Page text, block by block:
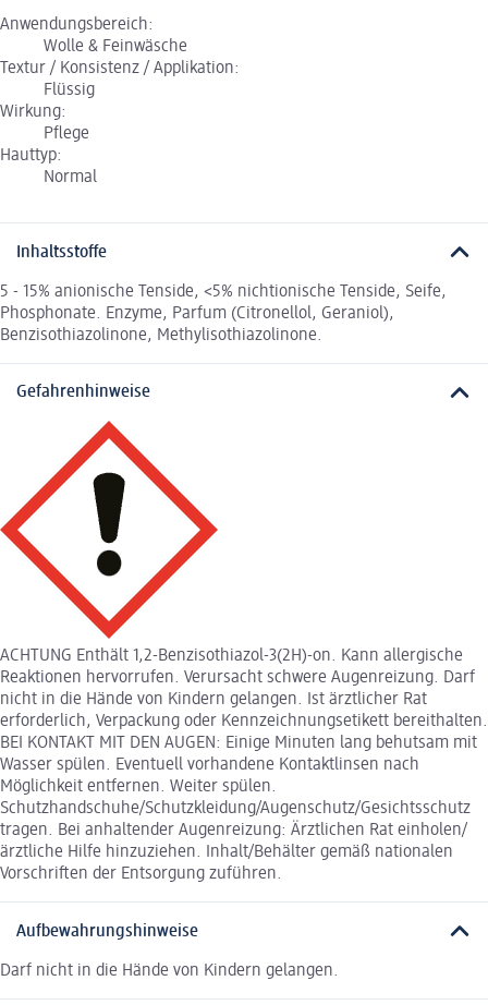
Anwendungsbereich:
Wolle & Feinwäsche
Textur / Konsistenz / Applikation:
Flüssig
Wirkung:
Pflege
Hauttyp:
Normal
Inhaltsstoffe
5 - 15% anionische Tenside, <5% nichtionische Tenside, Seife,
Phosphonate. Enzyme, Parfum (Citronellol, Geraniol),
Benzisothiazolinone, Methylisothiazolinone.
Gefahrenhinweise
ACHTUNG Enthält 1,2-Benzisothiazol-3(2H)-on. Kann allergische
Reaktionen hervorrufen. Verursacht schwere Augenreizung. Darf
nicht in die Hände von Kindern gelangen. Ist ärztlicher Rat
erforderlich, Verpackung oder Kennzeichnungsetikett bereithalten.
BEI KONTAKT MIT DEN AUGEN: Einige Minuten lang behutsam mit
Wasser spülen. Eventuell vorhandene Kontaktlinsen nach
Möglichkeit entfernen. Weiter spülen.
Schutzhandschuhe/Schutzkleidung/Augenschutz/Gesichtsschutz
tragen. Bei anhaltender Augenreizung: Ärztlichen Rat einholen/
ärztliche Hilfe hinzuziehen. Inhalt/Behälter gemäß nationalen
Vorschriften der Entsorgung zuführen.
Aufbewahrungshinweise
Darf nicht in die Hände von Kindern gelangen.